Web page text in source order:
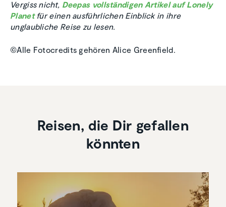
Vergiss nicht, Deepas vollständigen Artikel auf Lonely
Planetfür einen ausführlichen Einblick in ihre
unglaubliche Reise zu lesen.
©️Alle Fotocredits gehören Alice Greenfield.
Reisen, die Dir gefallen
könnten